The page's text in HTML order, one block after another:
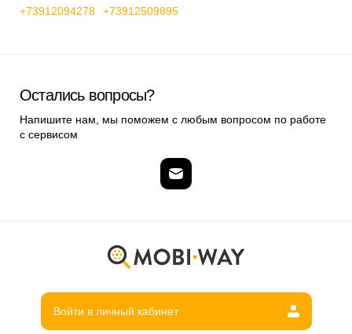
+73912094278 +73912509895
Остались вопросы?
Напишите нам, мы поможем с любым вопросом по работе
с сервисом
Войти в личный кабинет